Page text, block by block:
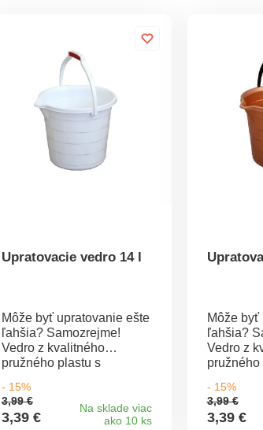
Upratovacie vedro 14 l
Môže byť upratovanie ešte
ľahšia? Samozrejme!
Vedro z kvalitného
pružného plastu s
upratovanie. Pre ešte
lepšiu manipuláciu je v
spodnej časti úchytka,
- 15%
3,99 €
3,39 €
Na sklade viac
ako 10 ks
Môže byť
ľahšia?
Vedro z
pružného
lepšiu
spodnej
- 15%
3,99 €
3,39 €